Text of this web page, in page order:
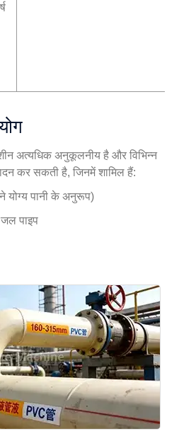
अत्यधिक अनुकूलनीय है और विभिन्न
कर सकती है, जिनमें शामिल हैं:
योग्य पानी के अनुरूप)
जल पाइप